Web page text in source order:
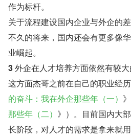
作为标杆。
关于流程建设国内企业与外企的
不久的将来，国内还会有更多像
业崛起。
3 外企在人才培养方面依然有较
这方面杰哥之前在自己的职业经
的奋斗：我在外企那些年（一）
那些年（二） 》）。目前国内大
长阶段，对人才的需求是拿来就